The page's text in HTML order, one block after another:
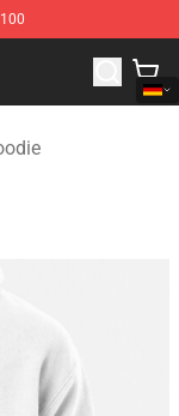
Merchandise Shop